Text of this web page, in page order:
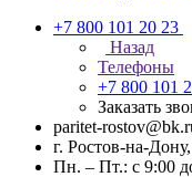
+7 800 101 20 23
Назад
Телефоны
+7 800 101
Заказать
paritet-
г. Ростов-на-
Пн. – Пт.: с 9:00